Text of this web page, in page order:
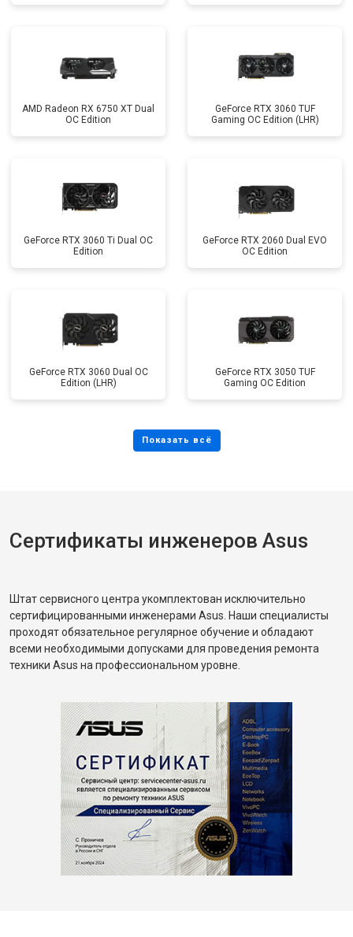
AMD Radeon RX 6750 XT Dual
OC Edition
GeForce RTX 3060 TUF
Gaming OC Edition (LHR)
GeForce RTX 3060 Ti Dual OC
Edition
GeForce RTX 2060 Dual EVO
OC Edition
GeForce RTX 3060 Dual OC
Edition (LHR)
GeForce RTX 3050 TUF
Gaming OC Edition
Сертификаты инженеров Asus
Штат сервисного центра укомплектован исключительно
сертифицированными инженерами Asus. Наши специалисты
проходят обязательное регулярное обучение и обладают
всеми необходимыми допусками для проведения ремонта
техники Asus на профессиональном уровне.